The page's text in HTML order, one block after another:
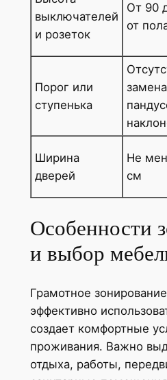
выключателей
и розеток
От 90
от
Порог или
ступенька
замена
Ширина
дверей
Не
см
Особенности
и выбор
Грамотное
эффективно
создает комфортные
проживания. Важно
отдыха, работы,